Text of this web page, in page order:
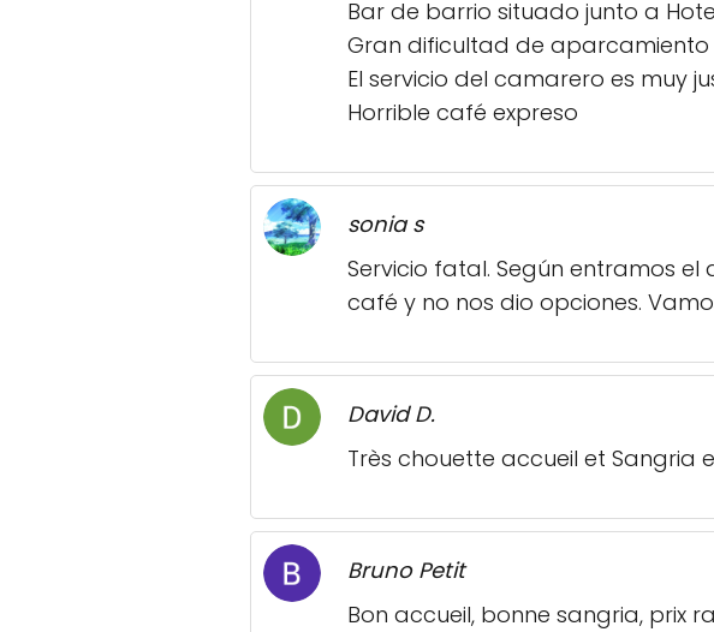
Bar de barrio situado junto a
Gran dificultad de aparcamiento
El servicio del camarero es muy
Horrible café expreso
sonia s
Servicio fatal. Según entramos
café y no nos dio opciones.
David D.
Très chouette accueil et Sangria
Bruno Petit
Bon accueil, bonne sangria, prix